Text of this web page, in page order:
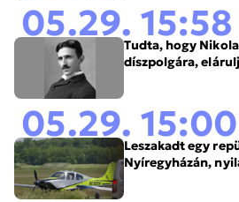
05.29. 15:58
Tudta, hogy
díszpolgára,
05.29. 15:00
Leszakadt egy
Nyíregyházán,